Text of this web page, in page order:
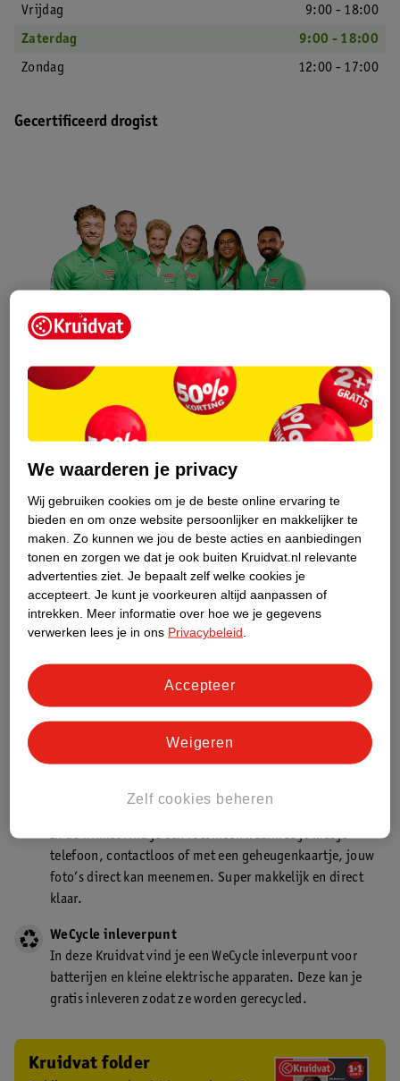
Vrijdag
9:00 - 18:00
Zaterdag
9:00 - 18:00
Zondag
12:00 - 17:00
Gecertificeerd drogist
Kruidvat is een erkend specialist in
zelfzorg, ook online. Wat je
gezondheidsvraag ook is, stel hem aan
Stel je gezondheidsvraag
Ook in deze winkel
Kruidvat.nl ophaalpunt
Laat je bestelling snel en gemakkelijk bezorgen in de
Kruidvat is een gecertificeerd drogist. Dit betekent dat je
In de winkel vind je een fotokiosk waarmee je met je
telefoon, contactloos of met een geheugenkaartje, jouw
foto’s direct kan meenemen. Super makkelijk en direct
klaar.
WeCycle inleverpunt
In deze Kruidvat vind je een WeCycle inleverpunt voor
batterijen en kleine elektrische apparaten. Deze kan je
gratis inleveren zodat ze worden gerecycled.
Kruidvat folder
We waarderen je privacy
Wij gebruiken cookies om je de beste online ervaring te
bieden en om onze website persoonlijker en makkelijker te
maken. Zo kunnen we jou de beste acties en aanbiedingen
tonen en zorgen we dat je ook buiten Kruidvat.nl relevante
advertenties ziet. Je bepaalt zelf welke cookies je
accepteert. Je kunt je voorkeuren altijd aanpassen of
intrekken.
Meer informatie over hoe we je gegevens
verwerken lees je in ons Privacybeleid
Zelf cookies beheren
Weigeren
Accepteer